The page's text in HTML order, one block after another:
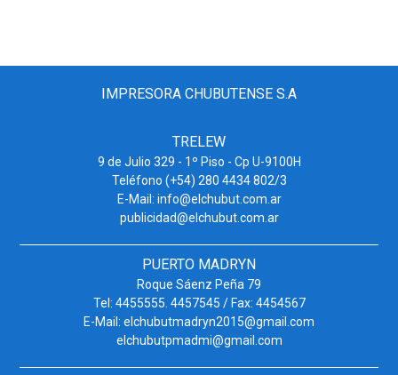
IMPRESORA CHUBUTENSE S.A
TRELEW
9 de Julio 329 - 1º Piso - Cp U-9100H
Teléfono (+54) 280 4434 802/3
E-Mail: info@elchubut.com.ar
publicidad@elchubut.com.ar
PUERTO MADRYN
Roque Sáenz Peña 79
Tel: 4455555. 4457545 / Fax: 4454567
E-Mail: elchubutmadryn2015@gmail.com
elchubutpmadmi@gmail.com